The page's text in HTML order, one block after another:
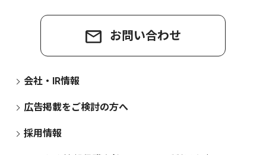
お問い合わせ
会社・IR情報
広告掲載をご検討の方へ
採用情報